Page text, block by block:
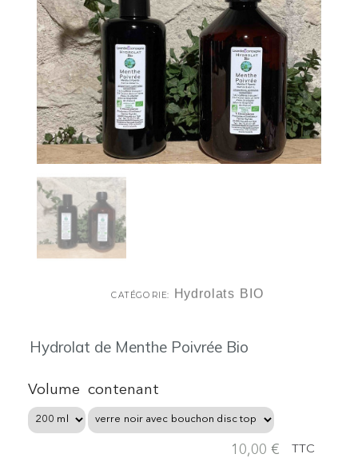
CATÉGORIE Hydrolats BIO
Hydrolat de Menthe Poivrée Bio
Volume contenant
10,00 € TTC